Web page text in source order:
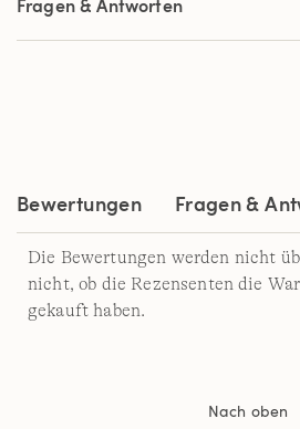
derselben
Bewertungen Fragen &
Die Bewertungen werden nicht
nicht, ob die Rezensenten die
gekauft haben.
Nach oben